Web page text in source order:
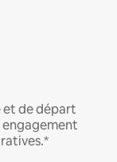
et de départ
engagement